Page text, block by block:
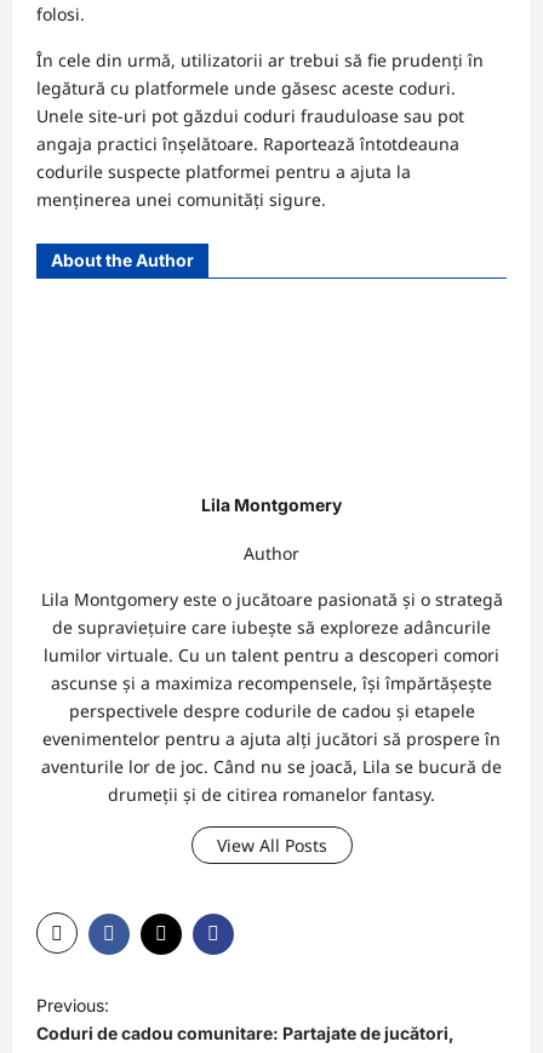
folosi.
În cele din urmă, utilizatorii ar trebui să fie prudenți în
legătură cu platformele unde găsesc aceste coduri.
Unele site-uri pot găzdui coduri frauduloase sau pot
angaja practici înșelătoare. Raportează întotdeauna
codurile suspecte platformei pentru a ajuta la
menținerea unei comunități sigure.
About the Author
Lila Montgomery
Author
Lila Montgomery este o jucătoare pasionată și o strategă
de supraviețuire care iubește să exploreze adâncurile
lumilor virtuale. Cu un talent pentru a descoperi comori
ascunse și a maximiza recompensele, își împărtășește
perspectivele despre codurile de cadou și etapele
evenimentelor pentru a ajuta alți jucători să prospere în
aventurile lor de joc. Când nu se joacă, Lila se bucură de
drumeții și de citirea romanelor fantasy.
View All Posts
P
o
Previous:
Coduri de cadou comunitare: Partajate de jucători,